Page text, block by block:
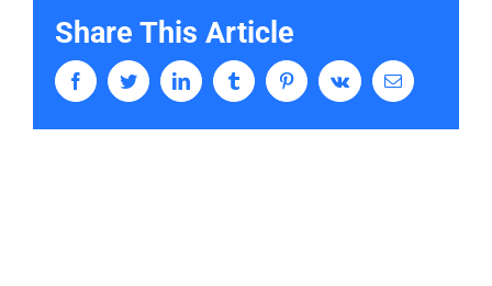
Share This Article
FacebookTwitterLinkedIn Tumblr PinterestVk Email